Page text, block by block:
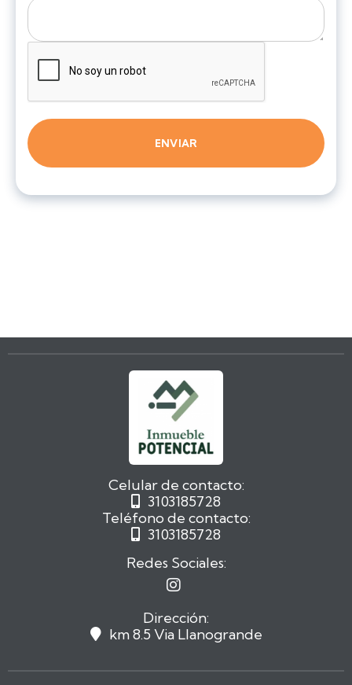
Celular de contacto:

3103185728
Teléfono de contacto:

3103185728
Redes Sociales:

Dirección:
 km 8.5 Via Llanogrande